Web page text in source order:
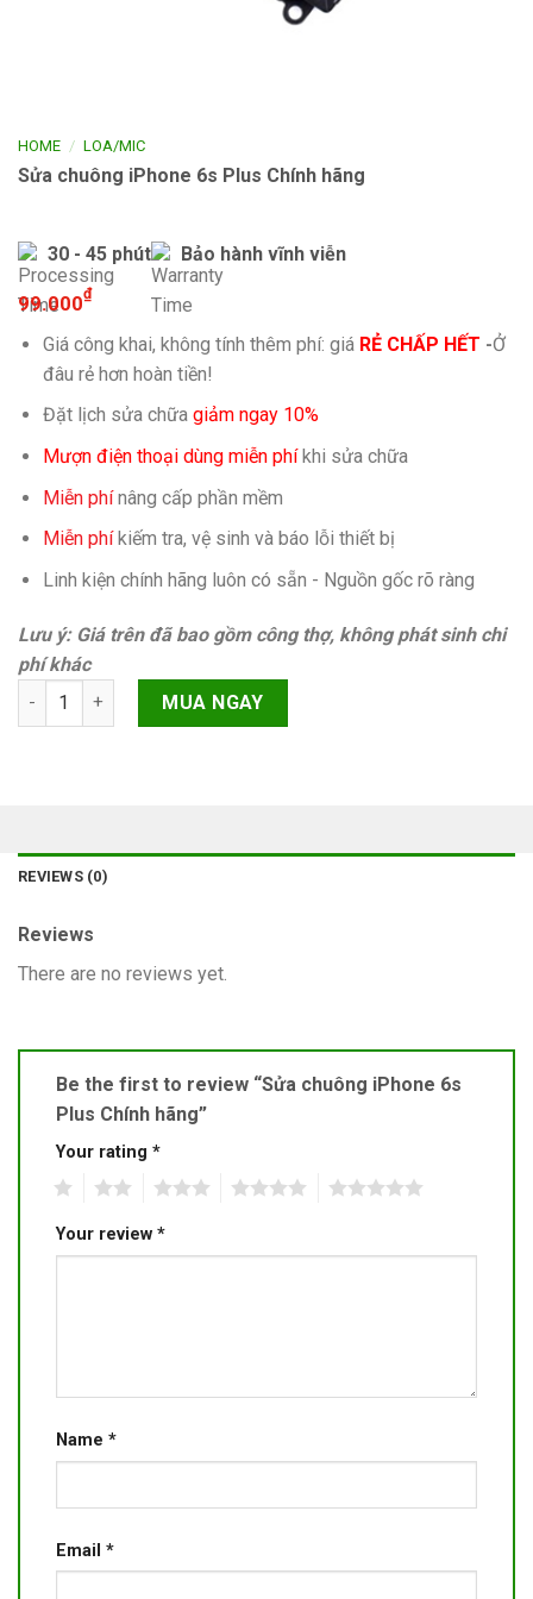
HOME / LOA/MIC
Sửa chuông iPhone 6s Plus Chính hãng
30 - 45 phút Bảo hành vĩnh viễn
99.000₫
Giá công khai, không tính thêm phí: giá RẺ CHẤP HẾT -Ở
đâu rẻ hơn hoàn tiền!
Đặt lịch sửa chữa giảm ngay 10%
Mượn điện thoại dùng miễn phíkhi sửa chữa
Miễn phínâng cấp phần mềm
Miễn phíkiếm tra, vệ sinh và báo lỗi thiết bị
Linh kiện chính hãng luôn có sẵn - Nguồn gốc rõ ràng
Lưu ý: Giá trên đã bao gồm công thợ, không phát sinh chi
phí khác
Sửa chuông iPhone 6s Plus Chính hãng quantity
MUA NGAY
REVIEWS (0)
Reviews
There are no reviews yet.
Be the first to review “Sửa chuông iPhone 6s
Plus Chính hãng”
Your rating *
Your review *
Name *
Email *